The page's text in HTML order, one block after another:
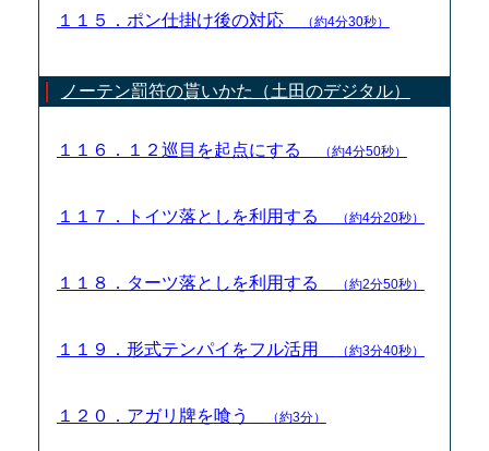
１１５．ポン仕掛け後の対応 （約4分30秒）
ノーテン罰符の貰いかた（土田のデジタル）
１１６．１２巡目を起点にする （約4分50秒）
１１７．トイツ落としを利用する （約4分20秒）
１１８．ターツ落としを利用する （約2分50秒）
１１９．形式テンパイをフル活用 （約3分40秒）
１２０．アガリ牌を喰う （約3分）